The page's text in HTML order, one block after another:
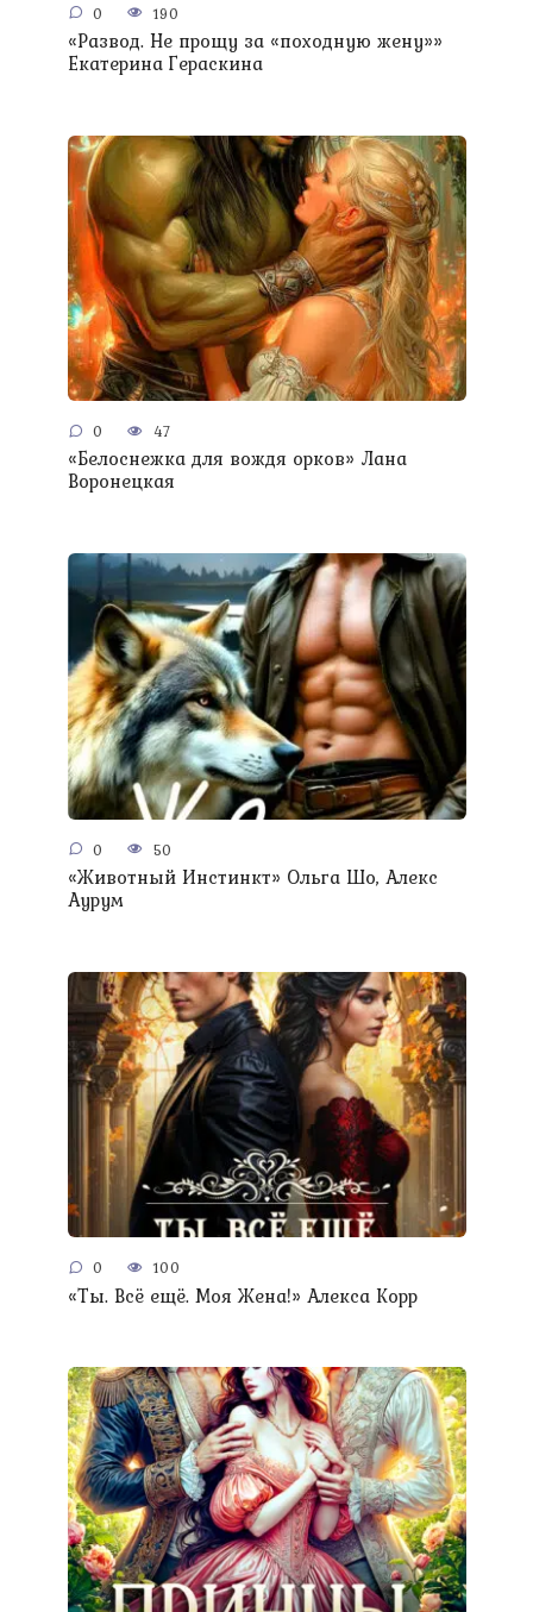
0 190
«Развод. Не прощу за «походную жену»»
Екатерина Гераскина
0 47
«Белоснежка для вождя орков» Лана
Воронецкая
0 50
«Животный Инстинкт» Ольга Шо, Алекс
Аурум
0 100
«Ты. Всё ещё. Моя Жена!» Алекса Корр